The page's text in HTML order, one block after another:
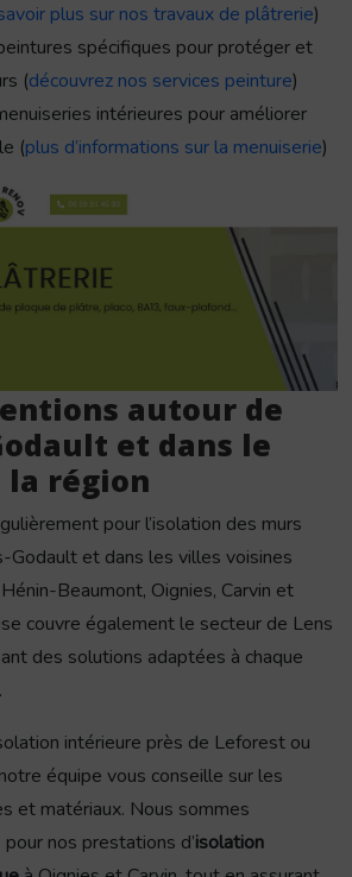
plus sur nos travaux de plâtrerie)
spécifiques pour protéger et
(découvrez nos services peinture)
intérieures pour améliorer
(plus d’informations sur la menuiserie)
autour de
et dans le
la région
pour l’isolation des murs
Godault et dans les villes voisines
Beaumont, Oignies, Carvin et
couvre également le secteur de Lens
des solutions adaptées à chaque
intérieure près de Leforest ou
équipe vous conseille sur les
et matériaux. Nous sommes
nos prestations d’isolation